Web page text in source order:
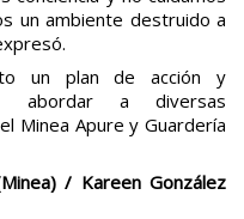
un ambiente destruido a
un plan de acción y
abordar a diversas
Minea Apure y Guardería
/ Kareen González